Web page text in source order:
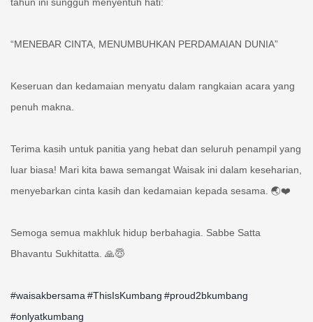
“MENEBAR CINTA, MENUMBUHKAN PERDAMAIAN DUNIA”
Keseruan dan kedamaian menyatu dalam rangkaian acara yang
penuh makna.
Terima kasih untuk panitia yang hebat dan seluruh penampil yang
luar biasa! Mari kita bawa semangat Waisak ini dalam keseharian,
menyebarkan cinta kasih dan kedamaian kepada sesama. 🌏❤️
Semoga semua makhluk hidup berbahagia. Sabbe Satta
Bhavantu Sukhitatta. 🙏😇
#waisakbersama #ThisIsKumbang #proud2bkumbang
#onlyatkumbang